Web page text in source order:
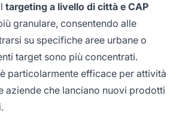
targeting a livello di città e CAP
granulare, consentendo alle
su specifiche aree urbane o
target sono più concentrati.
particolarmente efficace per attività
aziende che lanciano nuovi prodotti